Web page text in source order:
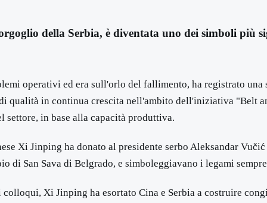
della Serbia, è diventata uno dei simboli più
operativi ed era sull'orlo del fallimento, ha registrato
qualità in continua crescita nell'ambito dell'iniziativa "Belt
in base alla capacità produttiva.
Xi Jinping ha donato al presidente serbo Aleksandar
di San Sava di Belgrado, e simboleggiavano i legami
Xi Jinping ha esortato Cina e Serbia a costruire